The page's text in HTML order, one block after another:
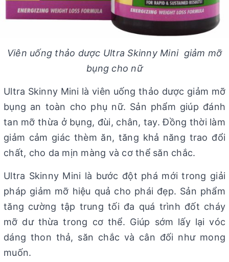
Viên uống thảo dược Ultra Skinny Mini giảm mỡ
bụng cho nữ
Ultra Skinny Mini là viên uống thảo dược giảm mỡ
bụng an toàn cho phụ nữ. Sản phẩm giúp đánh
tan mỡ thừa ở bụng, đùi, chân, tay. Đồng thời làm
giảm cảm giác thèm ăn, tăng khả năng trao đổi
chất, cho da mịn màng và cơ thể săn chắc.
Ultra Skinny Mini là bước đột phá mới trong giải
pháp giảm mỡ hiệu quả cho phái đẹp. Sản phẩm
tăng cường tập trung tối đa quá trình đốt cháy
mỡ dư thừa trong cơ thể. Giúp sớm lấy lại vóc
dáng thon thả, săn chắc và cân đối như mong
muốn.